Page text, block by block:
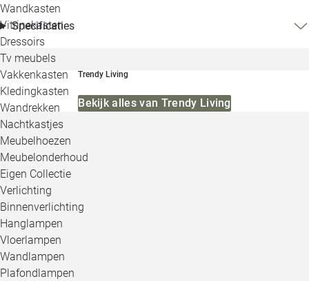
Wandkasten
Vitrinekasten
Dressoirs
Tv meubels
Vakkenkasten
Kledingkasten
Wandrekken
Nachtkastjes
Meubelhoezen
Meubelonderhoud
Eigen Collectie
Verlichting
Binnenverlichting
Hanglampen
Vloerlampen
Wandlampen
Plafondlampen
Specificaties
Trendy Living
Bekijk alles van Trendy Living